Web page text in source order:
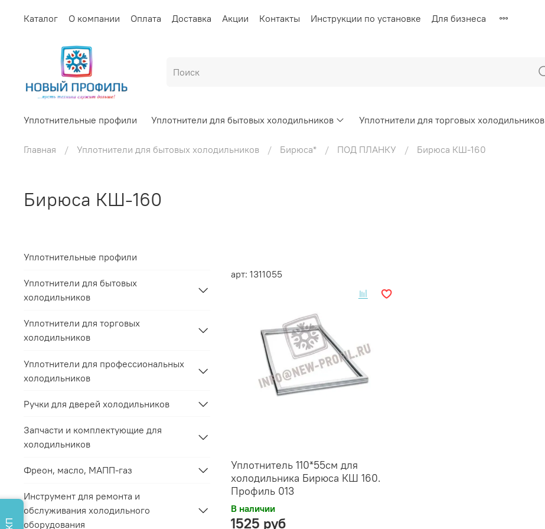
Каталог О компании Оплата Доставка Акции Контакты Инструкции по установке Для бизнеса
Уплотнительные профили Уплотнители для бытовых холодильников Уплотнители для торговых холодильников
Главная Уплотнители для бытовых холодильников Бирюса* ПОД ПЛАНКУ Бирюса КШ-160
Бирюса КШ-160
арт: 1311055
Уплотнитель 110*55см для
холодильника Бирюса КШ 160.
Профиль 013
В наличии
1525 руб
Уплотнительные профили
Уплотнители для бытовых
холодильников
Уплотнители для торговых
холодильников
Уплотнители для профессиональных
холодильников
Ручки для дверей холодильников
Запчасти и комплектующие для
холодильников
Фреон, масло, МАПП-газ
Инструмент для ремонта и
обслуживания холодильного
оборудования